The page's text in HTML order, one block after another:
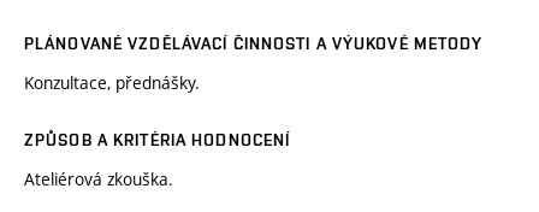
PLÁNOVANÉ VZDĚLÁVACÍ ČINNOSTI A VÝUKOVÉ METODY
Konzultace, přednášky.
ZPŮSOB A KRITÉRIA HODNOCENÍ
Ateliérová zkouška.